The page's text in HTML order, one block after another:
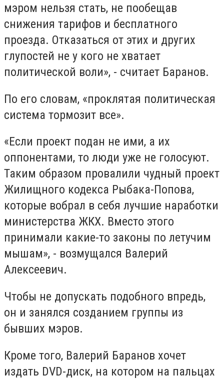
мэром нельзя стать, не пообещав
снижения тарифов и бесплатного
проезда. Отказаться от этих и других
глупостей не у кого не хватает
политической воли», - считает Баранов.
По его словам, «проклятая политическая
система тормозит все».
«Если проект подан не ими, а их
оппонентами, то люди уже не голосуют.
Таким образом провалили чудный проект
Жилищного кодекса Рыбака-Попова,
которые вобрал в себя лучшие наработки
министерства ЖКХ. Вместо этого
принимали какие-то законы по летучим
мышам», - возмущался Валерий
Алексеевич.
Чтобы не допускать подобного впредь,
он и занялся созданием группы из
бывших мэров.
Кроме того, Валерий Баранов хочет
издать DVD-диск, на котором на пальцах